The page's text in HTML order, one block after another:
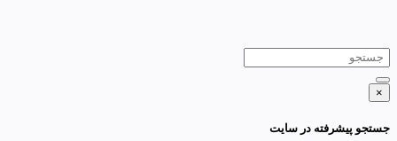
×
جستجو پیشرفته در سایت